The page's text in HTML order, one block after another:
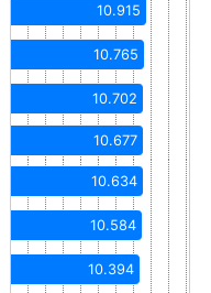
10.915
10.765
10.702
10.677
10.634
10.584
10.394